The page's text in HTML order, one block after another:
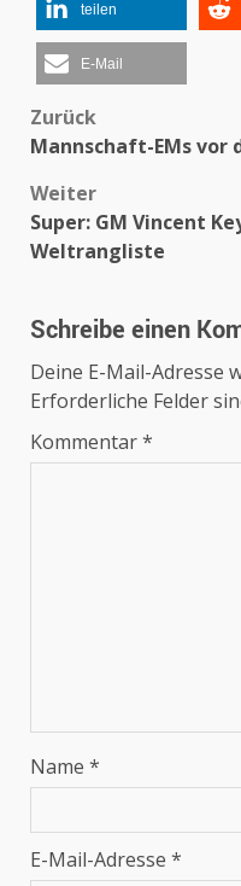
teilen
E-Mail
Zurück
Mannschaft-EMs vor
Weiter
Super: GM Vincent
Weltrangliste
Schreibe einen
Deine E-Mail-Adresse
Erforderliche Felder
Kommentar*
Name *
E-Mail-Adresse *